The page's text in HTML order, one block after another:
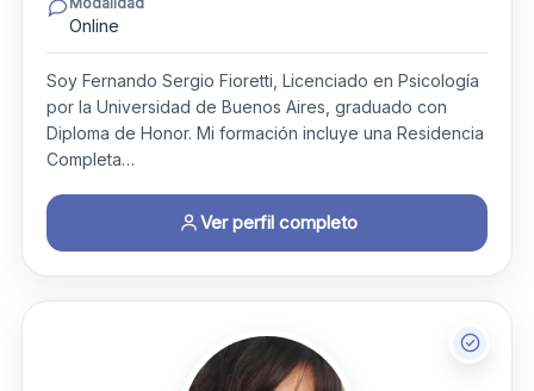
Online
Soy Fernando Sergio Fioretti, Licenciado en Psicología
por la Universidad de Buenos Aires, graduado con
Diploma de Honor. Mi formación incluye una Residencia
Completa…
Ver perfil completo